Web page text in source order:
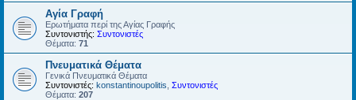
Αγία Γραφή
Ερωτήματα περί της Αγίας Γραφής
Συντονιστής: Συντονιστές
Θέματα: 71
Πνευματικά Θέματα
Γενικά Πνευματικά Θέματα
Συντονιστές: konstantinoupolitis Συντονιστές
Θέματα: 207